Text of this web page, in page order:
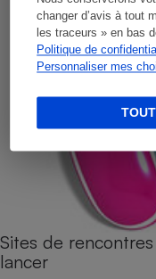
changer d’avis à tout
les traceurs » en bas
Politique de
Personnaliser mes
Sites de
lancer